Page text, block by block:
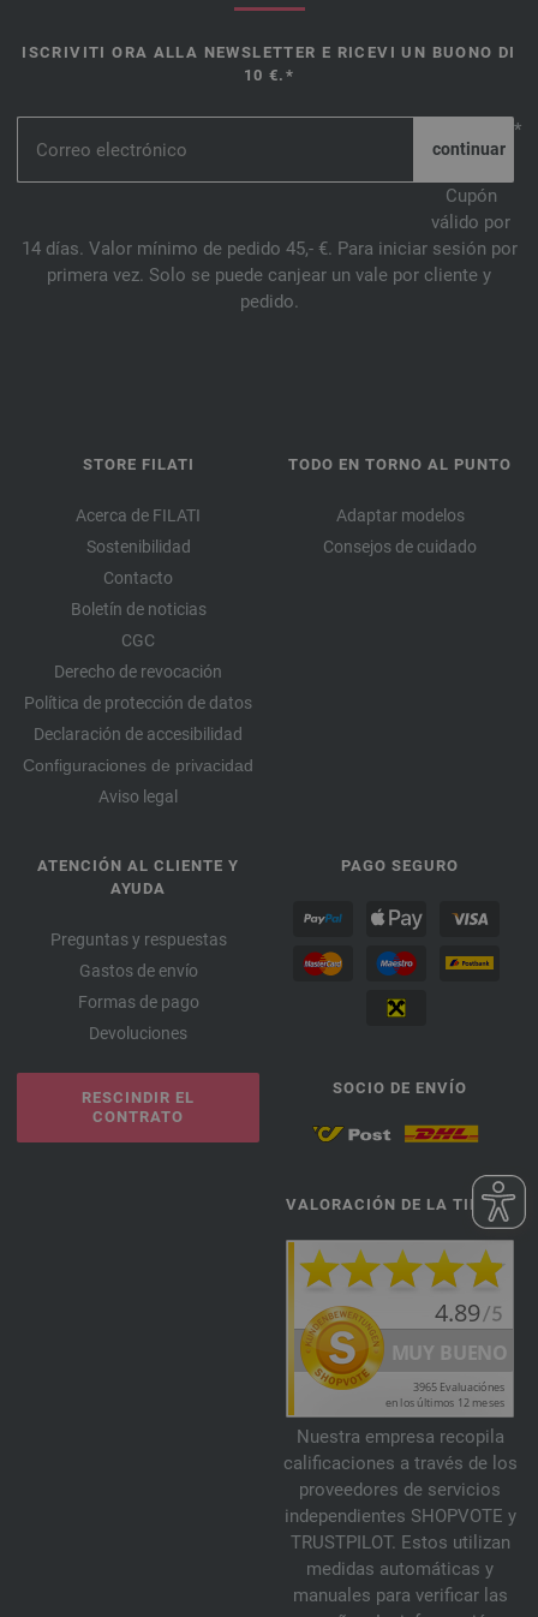
ISCRIVITI ORA ALLA NEWSLETTER E RICEVI UN BUONO DI
10 €.*
*
Cupón
válido por
14 días. Valor mínimo de pedido 45,- €. Para iniciar sesión por
primera vez. Solo se puede canjear un vale por cliente y
pedido.
STORE FILATI
Acerca de FILATI
Sostenibilidad
Contacto
Boletín de noticias
CGC
Derecho de revocación
Política de protección de datos
Declaración de accesibilidad
Configuraciones de privacidad
Aviso legal
TODO EN TORNO AL PUNTO
Adaptar modelos
Consejos de cuidado
ATENCIÓN AL CLIENTE Y
AYUDA
Preguntas y respuestas
Gastos de envío
Formas de pago
Devoluciones
RESCINDIR EL
CONTRATO
PAGO SEGURO
SOCIO DE ENVÍO
VALORACIÓN DE LA TIENDA
Nuestra empresa recopila
calificaciones a través de los
proveedores de servicios
independientes SHOPVOTE y
TRUSTPILOT. Estos utilizan
medidas automáticas y
manuales para verificar las